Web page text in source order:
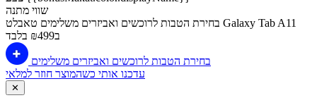
שווי מתנה
בחירת הטבות לרוכשים ואביזרים משלימים טאבלט Galaxy Tab A11
ב₪499 בלבד
בחירת הטבות לרוכשים ואביזרים משלימים
עדכנו אותי כשהמוצר חוזר למלאי
✕